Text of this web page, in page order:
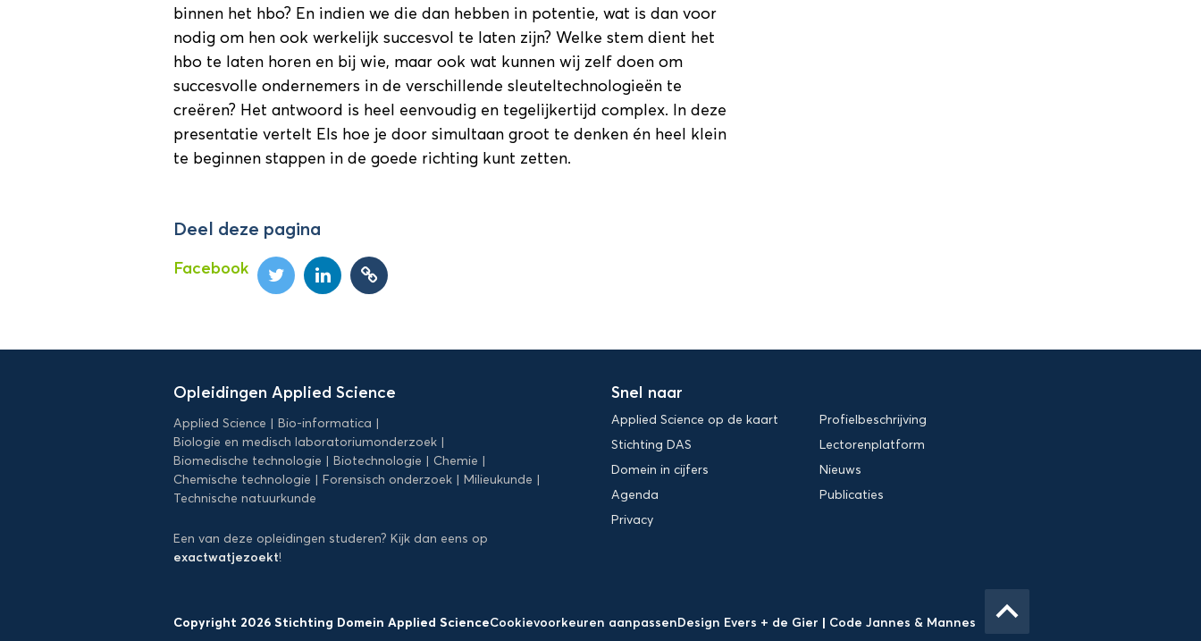
binnen het hbo? En indien we die dan hebben in potentie, wat is dan voor
nodig om hen ook werkelijk succesvol te laten zijn? Welke stem dient het
hbo te laten horen en bij wie, maar ook wat kunnen wij zelf doen om
succesvolle ondernemers in de verschillende sleuteltechnologieën te
creëren? Het antwoord is heel eenvoudig en tegelijkertijd complex. In deze
presentatie vertelt Els hoe je door simultaan groot te denken én heel klein
te beginnen stappen in de goede richting kunt zetten.
Deel deze pagina
Facebook
Opleidingen Applied Science
Applied Science
Bio-informatica
Biologie en medisch laboratoriumonderzoek
Biomedische technologie
Biotechnologie
Chemie
Chemische technologie
Forensisch onderzoek
Milieukunde
Technische natuurkunde
Een van deze opleidingen studeren? Kijk dan eens op
exactwatjezoekt!
Snel naar
Applied Science op de kaart
Profielbeschrijving
Stichting DAS
Lectorenplatform
Domein in cijfers
Nieuws
Agenda
Publicaties
Privacy
Copyright 2026 Stichting Domein Applied ScienceCookievoorkeuren aanpassenDesign Evers + de Gier | Code Jannes & Mannes keyboard_arrow_up